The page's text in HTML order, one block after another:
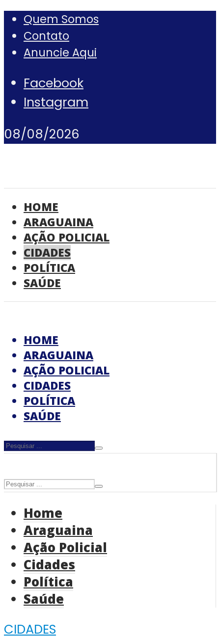
Quem Somos
Contato
Anuncie Aqui
Facebook
Instagram
08/08/2026
HOME
ARAGUAINA
AÇÃO POLICIAL
CIDADES
POLÍTICA
SAÚDE
HOME
ARAGUAINA
AÇÃO POLICIAL
CIDADES
POLÍTICA
SAÚDE
Home
Araguaina
Ação Policial
Cidades
Política
Saúde
CIDADES